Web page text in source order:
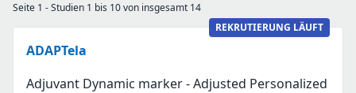
Seite 1 - Studien 1 bis 10 von insgesamt 14
REKRUTIERUNG LÄUFT
ADAPTela
Adjuvant Dynamic marker - Adjusted Personalized